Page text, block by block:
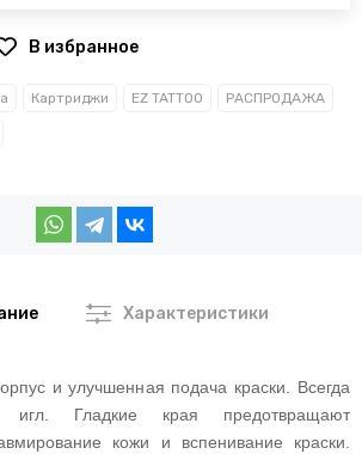
В избранное
Картриджи EZ TATTOO РАСПРОДАЖА
Характеристики
и улучшенная подача краски. Всегда
игл. Гладкие края предотвращают
кожи и вспенивание краски.